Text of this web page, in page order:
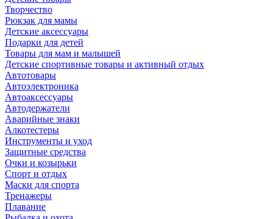
Творчество
Рюкзак для мамы
Детские аксессуары
Подарки для детей
Товары для мам и малышей
Детские спортивные товары и активный отдых
Автотовары
Автоэлектроника
Автоаксессуары
Автодержатели
Аварийные знаки
Алкотестеры
Инструменты и уход
Защитные средства
Очки и козырьки
Спорт и отдых
Маски для спорта
Тренажеры
Плавание